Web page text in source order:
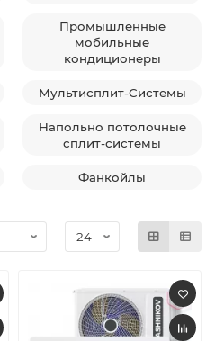
Промышленные
мобильные
кондиционеры
Мультисплит-Системы
Напольно потолочные
сплит-системы
Фанкойлы